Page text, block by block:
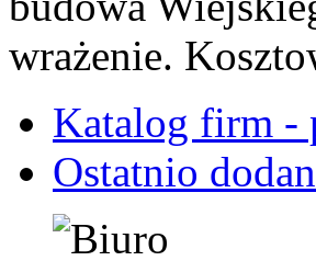
wrażenie.
Katalog firm -
Ostatnio